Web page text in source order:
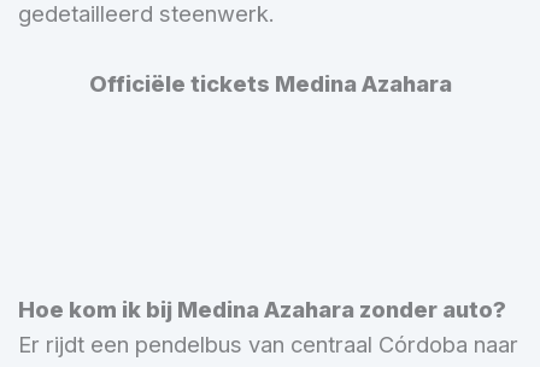
gedetailleerd steenwerk.
Officiële tickets Medina Azahara
Hoe kom ik bij Medina Azahara zonder auto?
Er rijdt een pendelbus van centraal Córdoba naar